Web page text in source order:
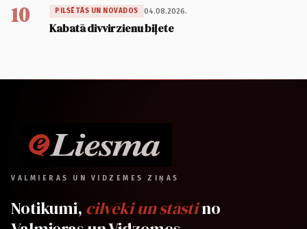
10 PILSĒTĀS UN NOVADOS 04.08.2026.
Kabatā divvirzienu biļete
VALMIERAS UN VIDZEMES ZIŅAS
Notikumi, cilvēki un stāstino